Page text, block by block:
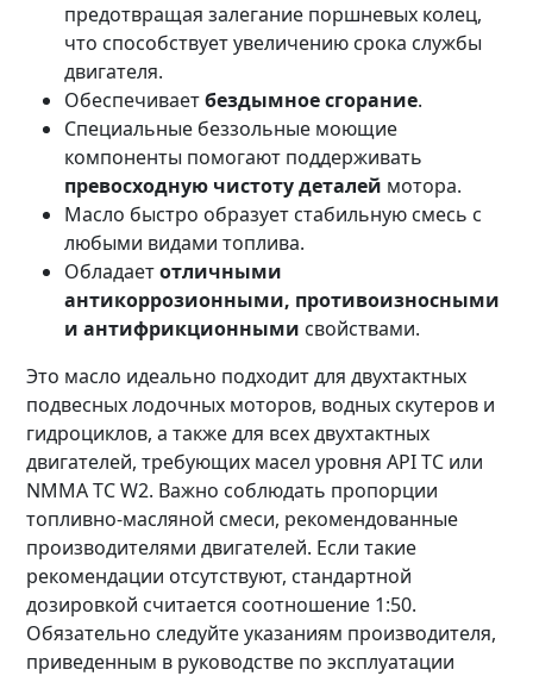
предотвращая залегание поршневых колец,
что способствует увеличению срока службы
двигателя.
Обеспечиваетбездымное сгорание.
Специальные беззольные моющие
компоненты помогают поддерживать
превосходную чистоту деталей мотора.
Масло быстро образует стабильную смесь с
любыми видами топлива.
Обладаетотличными
антикоррозионными, противоизносными
и антифрикционными свойствами.
Это масло идеально подходит для двухтактных
подвесных лодочных моторов, водных скутеров и
гидроциклов, а также для всех двухтактных
двигателей, требующих масел уровня API TC или
NMMA TC W2. Важно соблюдать пропорции
топливно-масляной смеси, рекомендованные
производителями двигателей. Если такие
рекомендации отсутствуют, стандартной
дозировкой считается соотношение 1:50.
Обязательно следуйте указаниям производителя,
приведенным в руководстве по эксплуатации